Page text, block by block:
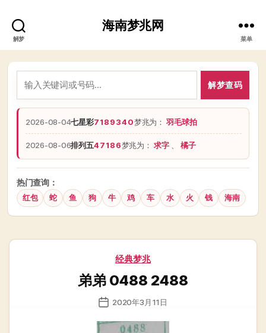
解梦
海南梦兆网
菜单
解梦查码
2026-08-04七星彩7189340梦兆为：羽毛球拍
2026-08-06排列五47186梦兆为：求字 橘子
热门查询：
红包 蛇 鱼 狗 牛 鸡 车 水 火 钱 海南
分
经典梦兆
弟弟 0488 2488
发
日
2020年3月11日